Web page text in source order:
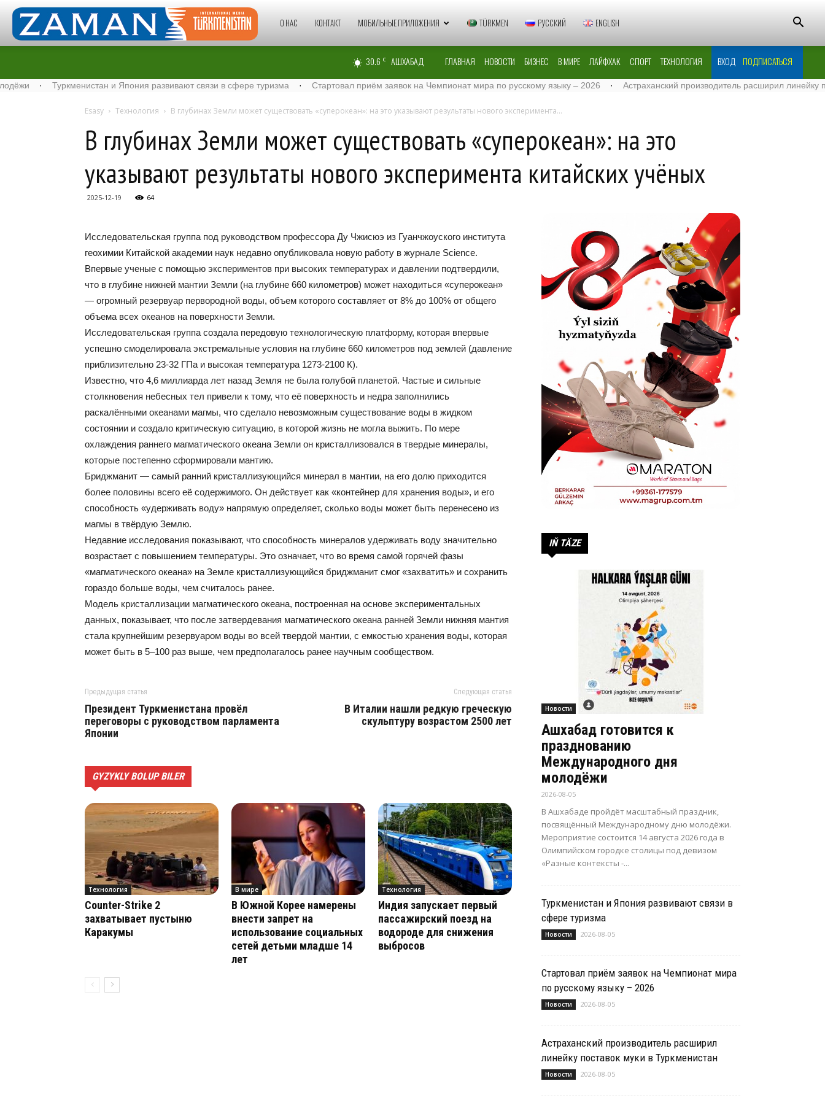
Zaman
О НАС КОНТАКТ МОБИЛЬНЫЕ ПРИЛОЖЕНИЯ TÜRKMEN РУССКИЙ ENGLISH
30.6 C АШХАБАД ГЛАВНАЯ НОВОСТИ БИЗНЕС В МИРЕ ЛАЙФХАК СПОРТ ТЕХНОЛОГИЯ ВХОД ПОДПИСАТЬСЯ
· Туркменистан и Япония развивают связи в сфере туризма · Стартовал приём заявок на Чемпионат мира по русскому языку – 2026 · Астраханский производитель расширил линейку
Esasy Технология В глубинах Земли может существовать «суперокеан»: на это указывают результаты нового эксперимента...
В глубинах Земли может существовать «суперокеан»: на это
указывают результаты нового эксперимента китайских учёных
2025-12-19 64
Исследовательская группа под руководством профессора Ду Чжисюэ из Гуанчжоуского института
геохимии Китайской академии наук недавно опубликовала новую работу в журнале Science.
Впервые ученые с помощью экспериментов при высоких температурах и давлении подтвердили,
что в глубине нижней мантии Земли (на глубине 660 километров) может находиться «суперокеан»
— огромный резервуар первородной воды, объем которого составляет от 8% до 100% от общего
объема всех океанов на поверхности Земли.
Исследовательская группа создала передовую технологическую платформу, которая впервые
успешно смоделировала экстремальные условия на глубине 660 километров под землей (давление
приблизительно 23-32 ГПа и высокая температура 1273-2100 К).
Известно, что 4,6 миллиарда лет назад Земля не была голубой планетой. Частые и сильные
столкновения небесных тел привели к тому, что её поверхность и недра заполнились
раскалёнными океанами магмы, что сделало невозможным существование воды в жидком
состоянии и создало критическую ситуацию, в которой жизнь не могла выжить. По мере
охлаждения раннего магматического океана Земли он кристаллизовался в твердые минералы,
которые постепенно сформировали мантию.
Бриджманит — самый ранний кристаллизующийся минерал в мантии, на его долю приходится
более половины всего её содержимого. Он действует как «контейнер для хранения воды», и его
способность «удерживать воду» напрямую определяет, сколько воды может быть перенесено из
магмы в твёрдую Землю.
Недавние исследования показывают, что способность минералов удерживать воду значительно
возрастает с повышением температуры. Это означает, что во время самой горячей фазы
«магматического океана» на Земле кристаллизующийся бриджманит смог «захватить» и сохранить
гораздо больше воды, чем считалось ранее.
Модель кристаллизации магматического океана, построенная на основе экспериментальных
данных, показывает, что после затвердевания магматического океана ранней Земли нижняя мантия
стала крупнейшим резервуаром воды во всей твердой мантии, с емкостью хранения воды, которая
может быть в 5–100 раз выше, чем предполагалось ранее научным сообществом.
Предыдущая статья
Президент Туркменистана провёл
переговоры с руководством парламента
Японии
Следующая статья
В Италии нашли редкую греческую
скульптуру возрастом 2500 лет
GYZYKLY BOLUP BILER
Технология
Counter-Strike 2
захватывает пустыню
Каракумы
В мире
В Южной Корее намерены
внести запрет на
использование социальных
сетей детьми младше 14
лет
Технология
Индия запускает первый
пассажирский поезд на
водороде для снижения
выбросов
IŇ TÄZE
Новости
Ашхабад готовится к
празднованию
Международного дня
молодёжи
2026-08-05
В Ашхабаде пройдёт масштабный праздник,
посвящённый Международному дню молодёжи.
Мероприятие состоится 14 августа 2026 года в
Олимпийском городке столицы под девизом
«Разные контексты -...
Туркменистан и Япония развивают связи в
сфере туризма
Новости 2026-08-05
Стартовал приём заявок на Чемпионат мира
по русскому языку – 2026
Новости 2026-08-05
Астраханский производитель расширил
линейку поставок муки в Туркменистан
Новости 2026-08-05